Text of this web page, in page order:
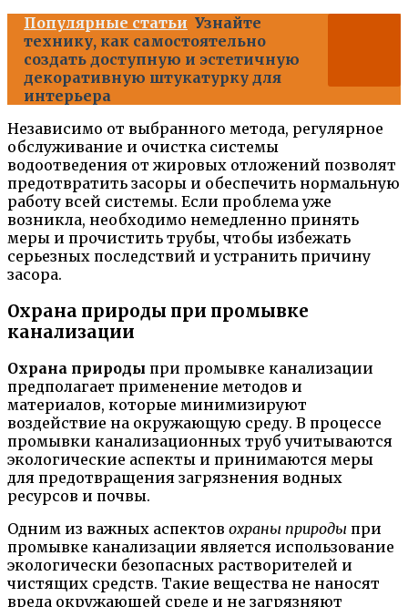
Популярные статьи Узнайте
технику, как самостоятельно
создать доступную и эстетичную
декоративную штукатурку для
интерьера
Независимо от выбранного метода, регулярное
обслуживание и очистка системы
водоотведения от жировых отложений позволят
предотвратить засоры и обеспечить нормальную
работу всей системы. Если проблема уже
возникла, необходимо немедленно принять
меры и прочистить трубы, чтобы избежать
серьезных последствий и устранить причину
засора.
Охрана природы при промывке
канализации
Охрана природы при промывке канализации
предполагает применение методов и
материалов, которые минимизируют
воздействие на окружающую среду. В процессе
промывки канализационных труб учитываются
экологические аспекты и принимаются меры
для предотвращения загрязнения водных
ресурсов и почвы.
Одним из важных аспектов охраны природы при
промывке канализации является использование
экологически безопасных растворителей и
чистящих средств. Такие вещества не наносят
вреда окружающей среде и не загрязняют